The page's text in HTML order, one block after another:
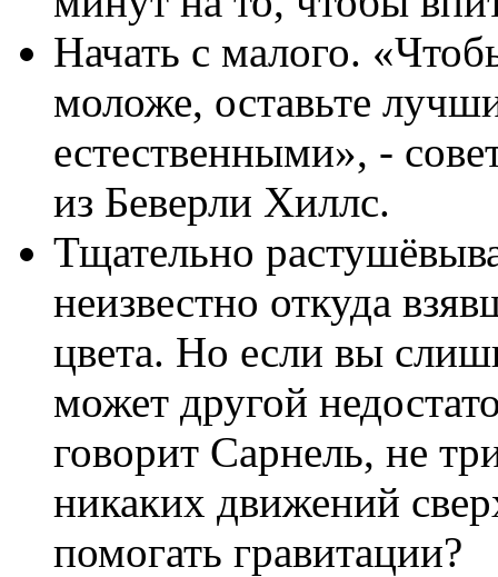
Начать с малого.
моложе, оставьте
естественными», -
из Беверли Хиллс.
Тщательно
неизвестно откуда
цвета. Но если вы
может другой
говорит Сарнель, не
никаких движений
помогать гравитации?